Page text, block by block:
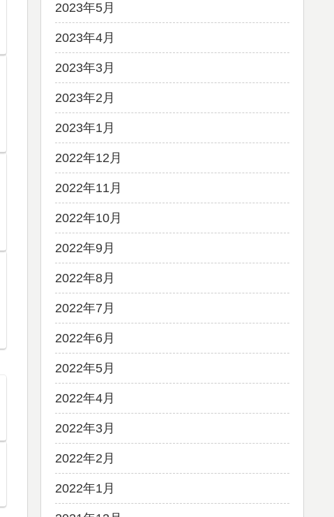
2023年5月
2023年4月
2023年3月
2023年2月
2023年1月
2022年12月
2022年11月
2022年10月
2022年9月
2022年8月
2022年7月
2022年6月
2022年5月
2022年4月
2022年3月
2022年2月
2022年1月